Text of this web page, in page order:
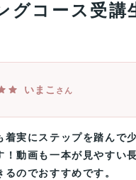
グコース受講
いまこ さん
着実にステップを踏んで
！動画も一本が見やすい
のでおすすめです。